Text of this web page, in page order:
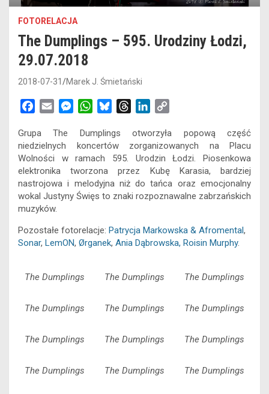
FOTORELACJA
The Dumplings – 595. Urodziny Łodzi,
29.07.2018
2018-07-31 Marek J. Śmietański
c
e
b
o
o
k
a
i
M
s
e
n
g
W
a
t
s
A
p
u
e
s
y
r
e
d
s
n
k
e
d
I
p
y
L
n
Grupa The Dumplings otworzyła popową część
niedzielnych koncertów zorganizowanych na Placu
Wolności w ramach 595. Urodzin Łodzi. Piosenkowa
elektronika tworzona przez Kubę Karasia, bardziej
nastrojowa i melodyjna niż do tańca oraz emocjonalny
wokal Justyny Święs to znaki rozpoznawalne zabrzańskich
muzyków.
Pozostałe fotorelacje: Patrycja Markowska & Afromental,
Sonar, LemON, Ørganek, Ania Dąbrowska, Roisin Murphy.
The Dumplings The Dumplings The Dumplings
The Dumplings The Dumplings The Dumplings
The Dumplings The Dumplings The Dumplings
The Dumplings The Dumplings The Dumplings